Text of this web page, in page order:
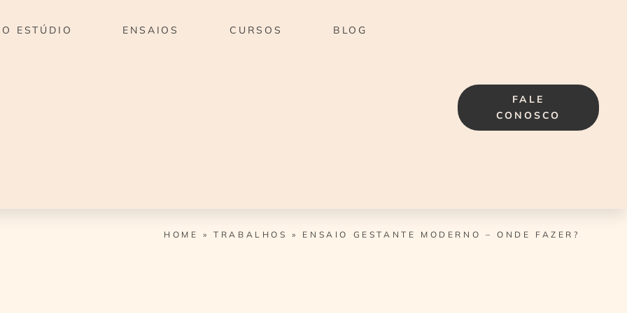
O ESTÚDIO ENSAIOS CURSOS BLOG
FALE
CONOSCO
HOME »TRABALHOS » ENSAIO GESTANTE MODERNO – ONDE FAZER?